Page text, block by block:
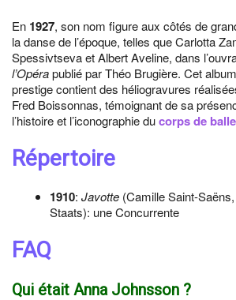
En 1927, son nom figure aux côtés de
la danse de l’époque, telles que Carlotta
Spessivtseva et Albert Aveline, dans
l’Opérapublié par Théo Brugière. Cet
prestige contient des héliogravures
Fred Boissonnas, témoignant de sa
l’histoire et l’iconographie ducorps de
Répertoire
1910: Javotte (Camille Saint-
Staats): une Concurrente
FAQ
Qui était Anna Johnsson ?